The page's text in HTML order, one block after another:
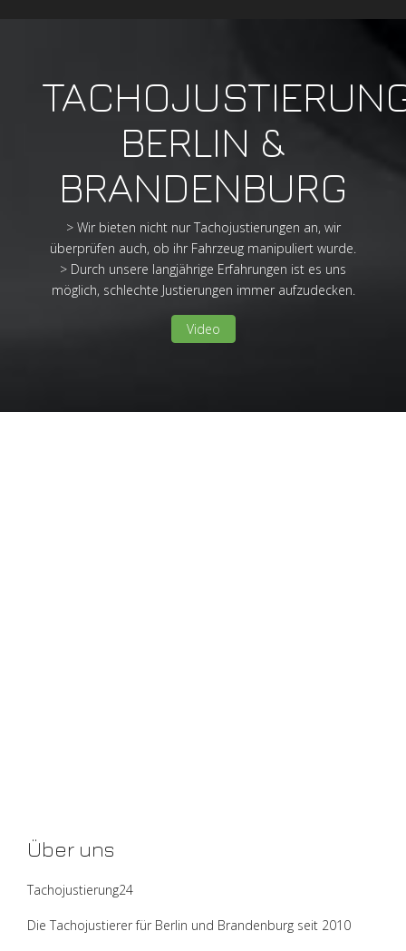
BERLIN &
BRANDENBURG
> Wir bieten nicht nur Tachojustierungen an, wir
überprüfen auch, ob ihr Fahrzeug manipuliert wurde.
> Durch unsere langjährige Erfahrungen ist es uns
möglich, schlechte Justierungen immer aufzudecken.
Video
Über uns
Tachojustierung24
Die Tachojustierer für Berlin und Brandenburg seit 2010